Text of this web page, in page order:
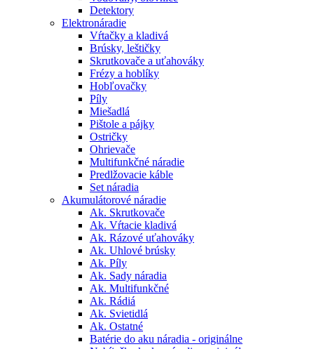
Detektory
Elektronáradie
Vŕtačky a kladivá
Brúsky, leštičky
Skrutkovače a uťahováky
Frézy a hoblíky
Hobľovačky
Píly
Miešadlá
Pištole a pájky
Ostričky
Ohrievače
Multifunkčné náradie
Predlžovacie káble
Set náradia
Akumulátorové náradie
Ak. Skrutkovače
Ak. Vŕtacie kladivá
Ak. Rázové uťahováky
Ak. Uhlové brúsky
Ak. Píly
Ak. Sady náradia
Ak. Multifunkčné
Ak. Rádiá
Ak. Svietidlá
Ak. Ostatné
Batérie do aku náradia - originálne